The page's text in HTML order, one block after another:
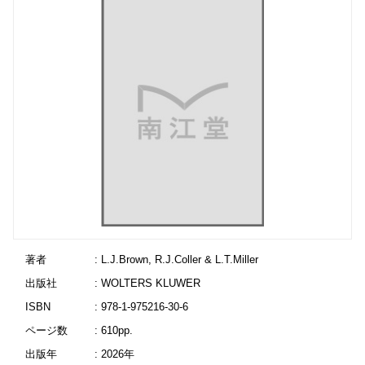
著者
: L.J.Brown, R.J.Coller & L.T.Miller
出版社
: WOLTERS KLUWER
ISBN
: 978-1-975216-30-6
ページ数
: 610pp.
出版年
: 2026年